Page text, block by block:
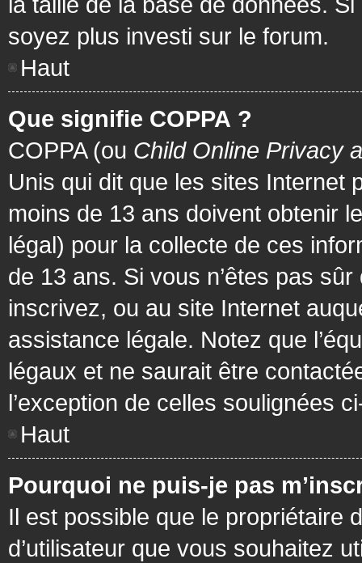
soyez plus investi sur le forum.
Haut
Que signifie COPPA ?
COPPA (ou Child Online Privacy
Unis qui dit que les sites Internet
moins de 13 ans doivent obtenir
légal) pour la collecte de ces
de 13 ans. Si vous n’êtes pas
inscrivez, ou au site Internet
assistance légale. Notez que
légaux et ne saurait être
l’exception de celles soulignées
Haut
Pourquoi ne puis-je pas
Il est possible que le propriétaire
d’utilisateur que vous souhaitez